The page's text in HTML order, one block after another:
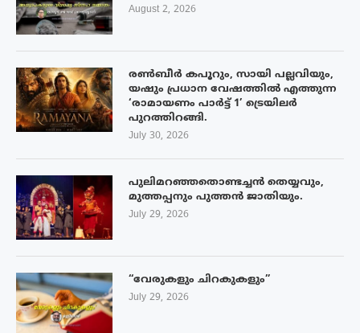
August 2, 2026
രൺബീർ കപൂറും, സായി പല്ലവിയും,
യഷും പ്രധാന വേഷത്തിൽ എത്തുന്ന
‘രാമായണം പാർട്ട് 1’ ട്രെയിലർ
പുറത്തിറങ്ങി.
July 30, 2026
പുലിമറഞ്ഞതൊണ്ടച്ചൻ തെയ്യവും,
മുത്തപ്പനും പുത്തൻ ജാതിയും.
July 29, 2026
“വേരുകളും ചിറകുകളും”
July 29, 2026